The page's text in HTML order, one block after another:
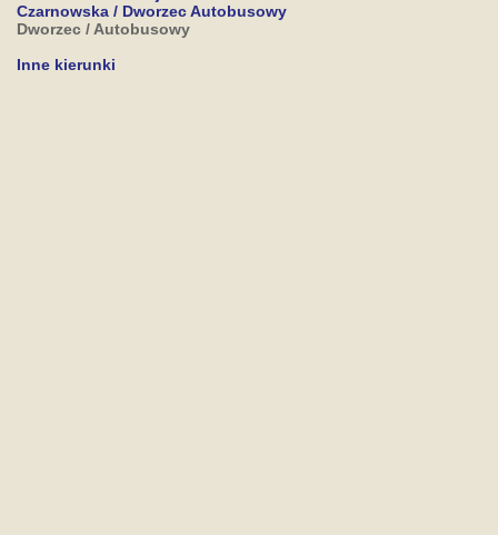
Czarnowska / Dworzec Autobusowy
Dworzec / Autobusowy
Inne kierunki